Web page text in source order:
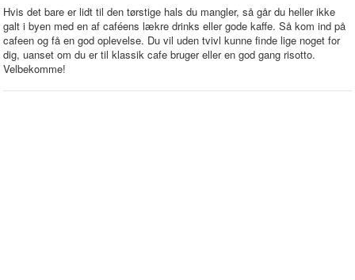
Hvis det bare er lidt til den tørstige hals du mangler, så går du heller ikke
galt i byen med en af caféens lækre drinks eller gode kaffe. Så kom ind på
cafeen og få en god oplevelse. Du vil uden tvivl kunne finde lige noget for
dig, uanset om du er til klassik cafe bruger eller en god gang risotto.
Velbekomme!